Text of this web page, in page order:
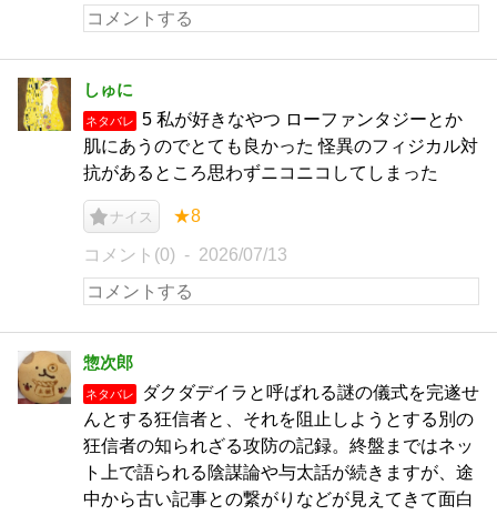
しゅに
ネタバレ
5 私が好きなやつ ローファンタジーとか
肌にあうのでとても良かった 怪異のフィジカル対
抗があるところ思わずニコニコしてしまった
ナイス ★8
コメント(0) 2026/07/13
惣次郎
ネタバレ
ダクダデイラと呼ばれる謎の儀式を完遂せ
んとする狂信者と、それを阻止しようとする別の
狂信者の知られざる攻防の記録。終盤まではネッ
ト上で語られる陰謀論や与太話が続きますが、途
中から古い記事との繋がりなどが見えてきて面白